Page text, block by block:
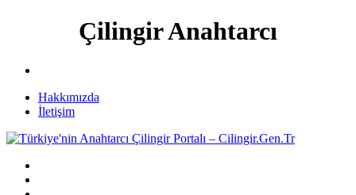
Çilingir Anahtarcı
Hakkımızda
İletişim